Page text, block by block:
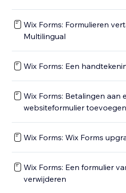
Wix Forms: Formulieren
Multilingual
Wix Forms: Een
Wix Forms: Betalingen aan
websiteformulier toevoegen
Wix Forms: Wix Forms
Wix Forms: Een formulier
verwijderen